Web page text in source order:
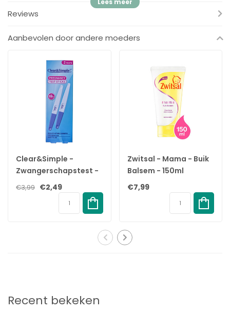
richting van de andere tenen. Daardoor ontstaat er een
Hallux valgus komt meer voor bij vrouwen dan bij mannen.
vooral aan de knobbel van de grote teen. Soms wordt de
Reviews
Aanbevolen door andere moeders
Clear&Simple -
Zwangerschapstest -
2 Stuks - 99%
Accuraat
€3,99 €2,49
Zwitsal - Mama - Buik
Balsem - 150ml
€7,99
Recent bekeken